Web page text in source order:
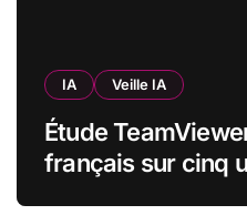
IA Veille IA
Étude
français sur cinq